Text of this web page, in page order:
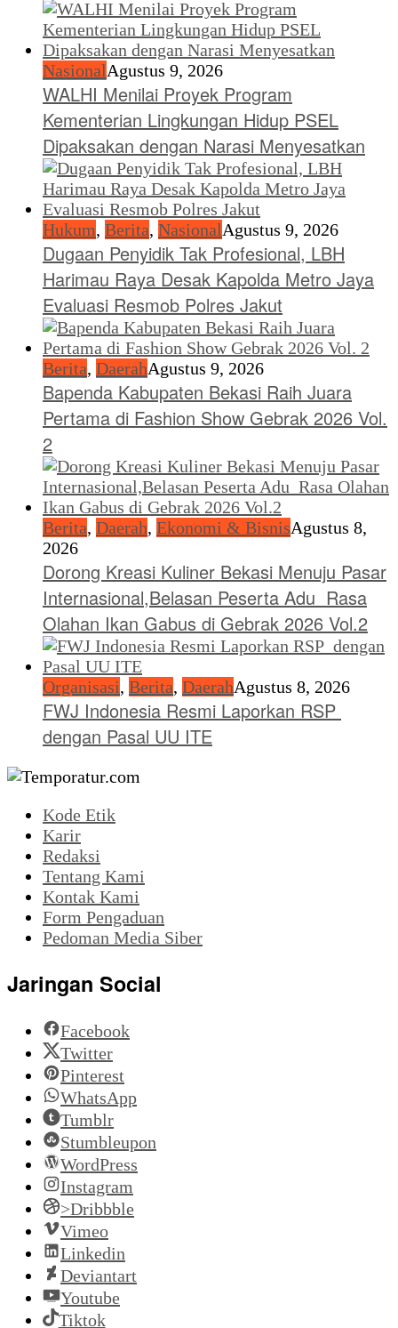
NasionalAgustus 9, 2026
WALHI Menilai Proyek Program
Kementerian Lingkungan Hidup PSEL
Dipaksakan dengan Narasi Menyesatkan
Hukum, Berita, NasionalAgustus 9, 2026
Dugaan Penyidik Tak Profesional, LBH
Harimau Raya Desak Kapolda Metro Jaya
Evaluasi Resmob Polres Jakut
Berita, DaerahAgustus 9, 2026
Bapenda Kabupaten Bekasi Raih Juara
Pertama di Fashion Show Gebrak 2026 Vol.
2
Berita, Daerah, Ekonomi & BisnisAgustus 8,
2026
Dorong Kreasi Kuliner Bekasi Menuju Pasar
Internasional,Belasan Peserta Adu Rasa
Olahan Ikan Gabus di Gebrak 2026 Vol.2
Organisasi, Berita, DaerahAgustus 8, 2026
FWJ Indonesia Resmi Laporkan RSP
dengan Pasal UU ITE
Kode Etik
Karir
Redaksi
Tentang Kami
Kontak Kami
Form Pengaduan
Pedoman Media Siber
Jaringan Social
Facebook
Twitter
Pinterest
WhatsApp
Tumblr
Stumbleupon
WordPress
Instagram
>Dribbble
Vimeo
Linkedin
Deviantart
Youtube
Tiktok